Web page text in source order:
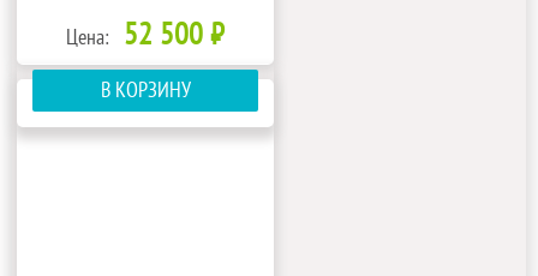
Цена: 52 500 ₽
В КОРЗИНУ